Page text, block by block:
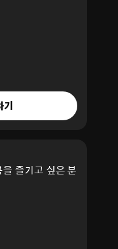
즐기고 싶은 분